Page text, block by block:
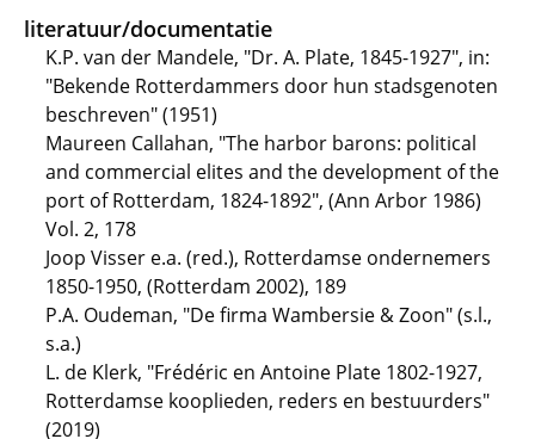
literatuur/documentatie
K.P. van der Mandele, "Dr. A. Plate, 1845-1927", in:
"Bekende Rotterdammers door hun stadsgenoten
beschreven" (1951)
Maureen Callahan, "The harbor barons: political
and commercial elites and the development of the
port of Rotterdam, 1824-1892", (Ann Arbor 1986)
Vol. 2, 178
Joop Visser e.a. (red.), Rotterdamse ondernemers
1850-1950, (Rotterdam 2002), 189
P.A. Oudeman, "De firma Wambersie & Zoon" (s.l.,
s.a.)
L. de Klerk, "Frédéric en Antoine Plate 1802-1927,
Rotterdamse kooplieden, reders en bestuurders"
(2019)